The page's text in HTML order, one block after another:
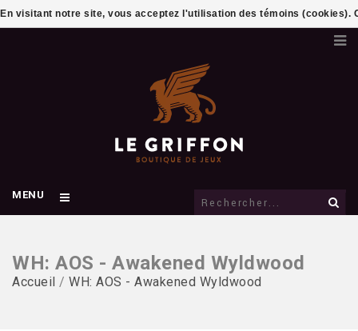
MENU
WH: AOS - Awakened Wyldwood
Accueil / WH: AOS - Awakened Wyldwood
En visitant notre site, vous acceptez l'utilisation des témoins